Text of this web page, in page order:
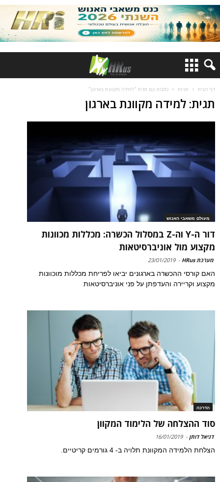
דף הבית תגיות כתבות עם תגית "למידה מקוונת בארגון"
תגית: למידה מקוונת בארגון
מעולם משאבי האנוש
דור ה-Y וה-Z במסלול הכשרה: מכללות מכוונות
מקצוע מול אוניברסיטאות
מערכת HRus -
23/01/2019
האם קורסי ההכשרה בארגונים יביאו לפריחת מכללות מוכוונות
מקצוע וקריירה והעדפתן על פני אוניברסיטאות
הדרכה
סוד ההצלחה של הלימוד המקוון
דניאל דותן -
16/01/2019
הצלחת הלמידה המקוונת תלויה ב- 4 גורמים קריטיים.